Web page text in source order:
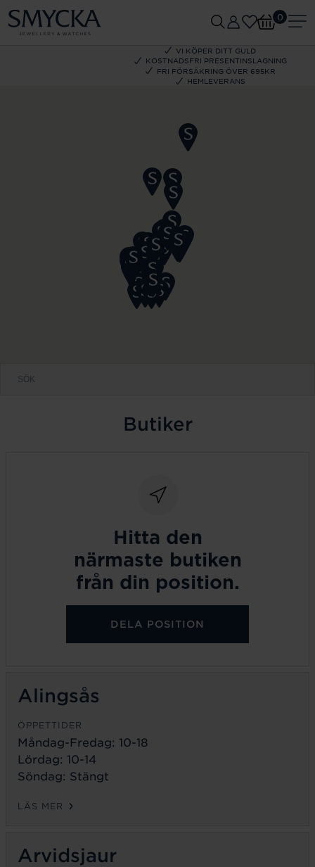
VI KÖPER DITT GULD
KOSTNADSFRI PRESENTINSLAGNING
FRI FÖRSÄKRING ÖVER 695KR
HEMLEVERANS
0
Butiker
Hitta den
närmaste butiken
från din position.
DELA POSITION
Alingsås
ÖPPETTIDER
Måndag-Fredag: 10-18
Lördag: 10-14
Söndag: Stängt
LÄS MER
Arvidsjaur